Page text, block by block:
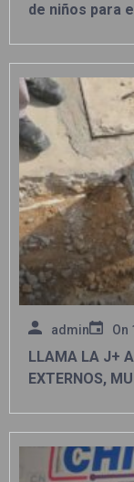
de niños para
admin On
LLAMA LA J+ A
EXTERNOS,